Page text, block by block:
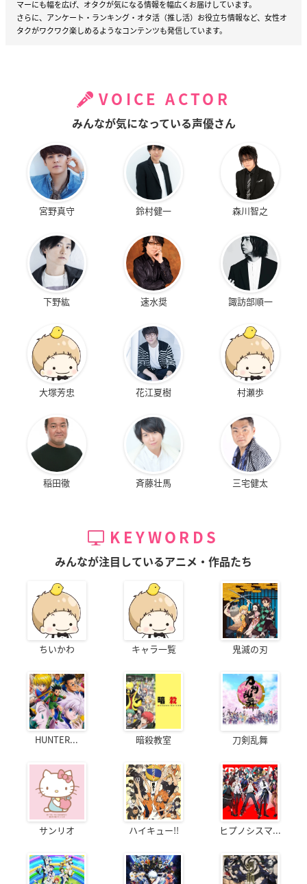
マーにも幅を広げ、オタクが気になる情報を幅広くお届けしています。
さらに、アンケート・ランキング・オタ活（推し活）お役立ち情報など、女性オ
タクがワクワク楽しめるようなコンテンツも発信しています。
VOICE ACTOR
みんなが気になっている声優さん
宮野真守 鈴村健一 森川智之
下野紘 速水奨 諏訪部順一
大塚芳忠 花江夏樹 村瀬歩
稲田徹 斉藤壮馬 三宅健太
KEYWORDS
みんなが注目しているアニメ・作品たち
ちいかわ キャラ一覧 鬼滅の刃
HUNTER... 暗殺教室 刀剣乱舞
サンリオ ハイキュー!! ヒプノシスマ...